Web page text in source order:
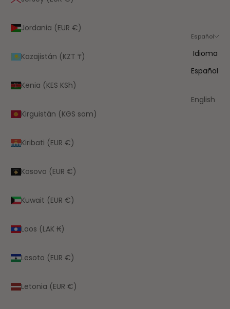
Jordania (EUR €)
Kazajistán (KZT ₸)
Kenia (KES KSh)
Kirguistán (KGS som)
Kiribati (EUR €)
Kosovo (EUR €)
Kuwait (EUR €)
Laos (LAK ₭)
Lesoto (EUR €)
Letonia (EUR €)
Español
Idioma
Español
English